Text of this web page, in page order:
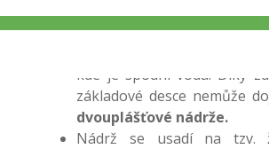
Nádrž na dešťovou vodu
kde je spodní voda. Díky
základové desce nemůže
dvouplášťové nádrže.
Nádrž se usadí na